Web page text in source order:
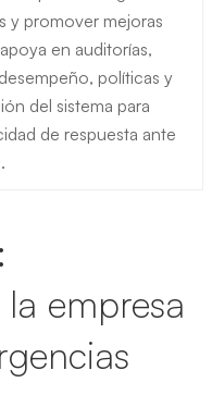
y promover mejoras
en auditorías,
políticas y
del sistema para
de respuesta ante
empresa